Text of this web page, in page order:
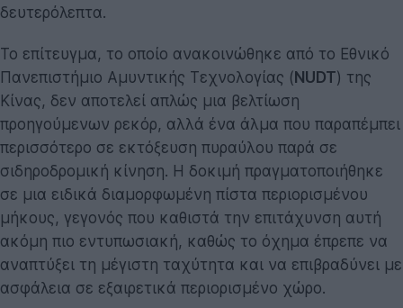
δευτερόλεπτα.
Το επίτευγμα, το οποίο ανακοινώθηκε από το Εθνικό
Πανεπιστήμιο Αμυντικής Τεχνολογίας ( NUDT) της
Κίνας, δεν αποτελεί απλώς μια βελτίωση
προηγούμενων ρεκόρ, αλλά ένα άλμα που παραπέμπει
περισσότερο σε εκτόξευση πυραύλου παρά σε
σιδηροδρομική κίνηση. Η δοκιμή πραγματοποιήθηκε
σε μια ειδικά διαμορφωμένη πίστα περιορισμένου
μήκους, γεγονός που καθιστά την επιτάχυνση αυτή
ακόμη πιο εντυπωσιακή, καθώς το όχημα έπρεπε να
αναπτύξει τη μέγιστη ταχύτητα και να επιβραδύνει με
ασφάλεια σε εξαιρετικά περιορισμένο χώρο.